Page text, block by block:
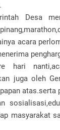
Desa
acara
hari
juga oleh
atas.serta
masyarakat